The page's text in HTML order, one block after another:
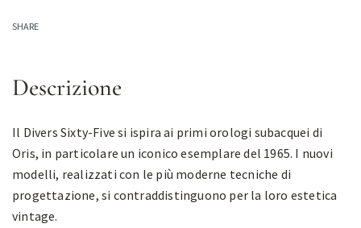
SHARE
Descrizione
Il Divers Sixty-Five si ispira ai primi orologi subacquei di
Oris, in particolare un iconico esemplare del 1965. I nuovi
modelli, realizzati con le più moderne tecniche di
progettazione, si contraddistinguono per la loro estetica
vintage.